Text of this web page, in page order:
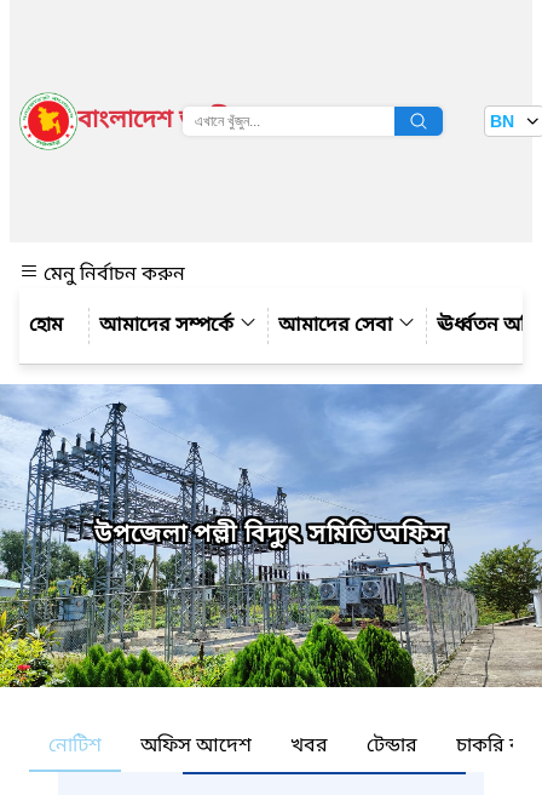
বাংলাদেশ জাতীয় তথ্য বাতায়ন BN
মেনু নির্বাচন করুন
আমাদের সম্পর্কে
আমাদের সেবা ঊর্ধ্বতন
উপজেলা পল্লী বিদ্যুৎ সমিতি অফিস
নোটিশ অফিস আদেশ খবর টেন্ডার চাকরি